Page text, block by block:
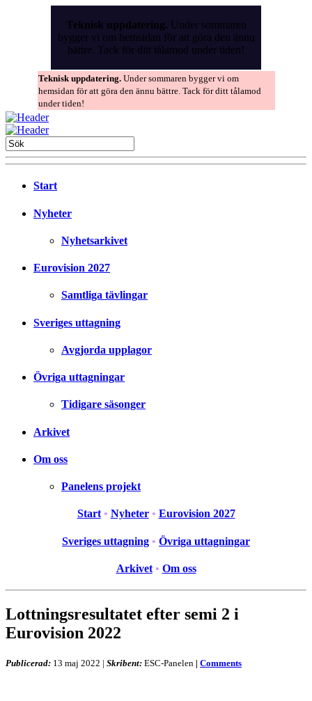
Teknisk uppdatering. Under sommaren
bygger vi om hemsidan för att göra den ännu
bättre. Tack för ditt tålamod under tiden!
Teknisk uppdatering. Under sommaren bygger vi om
hemsidan för att göra den ännu bättre. Tack för ditt tålamod
under tiden!
Start
Nyheter
Nyhetsarkivet
Eurovision 2027
Samtliga tävlingar
Sveriges uttagning
Avgjorda upplagor
Övriga uttagningar
Tidigare säsonger
Arkivet
Om oss
Panelens projekt
Start • Nyheter • Eurovision 2027
Sveriges uttagning • Övriga uttagningar
Arkivet • Om oss
Lottningsresultatet efter semi 2 i
Eurovision 2022
Publicerad: 13 maj 2022 | Skribent: ESC-Panelen | Comments